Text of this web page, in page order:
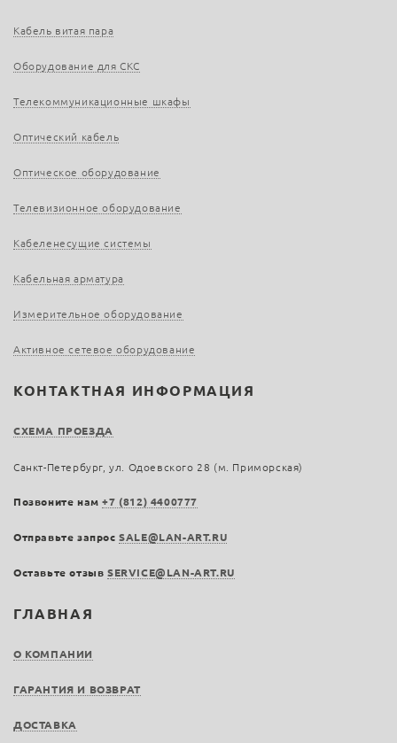
ГЛАВНАЯ
О КОМПАНИИ
ГАРАНТИЯ И ВОЗВРАТ
ДОСТАВКА
Кабель витая пара
Оборудование для СКС
Телекоммуникационные шкафы
Оптический кабель
Оптическое оборудование
Телевизионное оборудование
Кабеленесущие системы
Кабельная арматура
Измерительное оборудование
Активное сетевое оборудование
КОНТАКТНАЯ ИНФОРМАЦИЯ
СХЕМА ПРОЕЗДА
Санкт-Петербург, ул. Одоевского 28 (м. Приморская)
Позвоните нам+7 (812) 4400777
Отправьте запросSALE@LAN-ART.RU
Оставьте отзыв SERVICE@LAN-ART.RU